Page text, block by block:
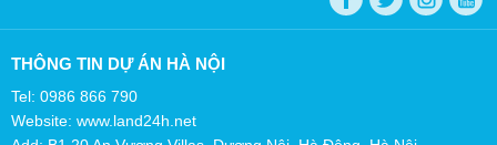
THÔNG TIN DỰ ÁN HÀ NỘI
Tel: 0986 866 790
Website: www.land24h.net